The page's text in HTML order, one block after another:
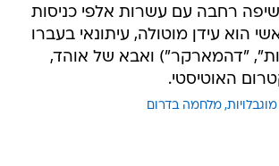
רחבה עם עשרות אלפי כניסות
הוא עידן מוטולה, עיתונאי בעברו
"דהמארקר") ואבא של אוהד,
האוטיסטי.
מלחמה בדרום